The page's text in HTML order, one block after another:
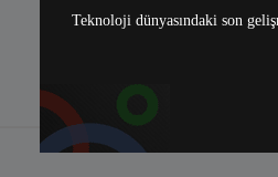
Teknoloji dünyasındaki son